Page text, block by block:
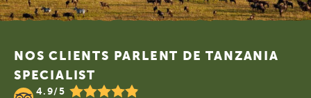
Footer
NOS CLIENTS PARLENT DE TANZANIA
SPECIALIST
4.9/5